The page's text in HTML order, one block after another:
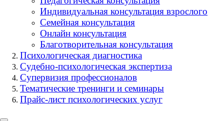
Индивидуальная консультация взрослого
Семейная консультация
Онлайн консультация
Благотворительная консультация
Психологическая диагностика
Судебно-психологическая экспертиза
Супервизия профессионалов
Тематические тренинги и семинары
Прайс-лист психологических услуг